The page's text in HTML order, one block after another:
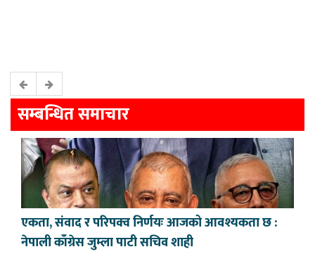
सम्बन्धित समाचार
एकता, संवाद र परिपक्व निर्णयः आजको आवश्यकता छ :
नेपाली काँग्रेस जुम्ला पाटी सचिव शाही